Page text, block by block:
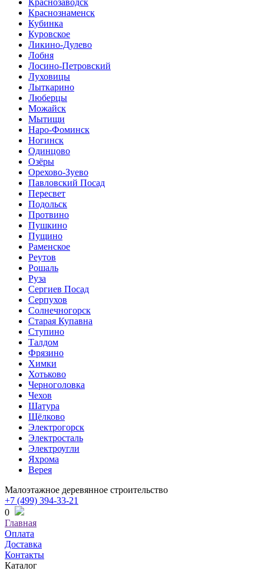
Краснозаводск
Краснознаменск
Кубинка
Куровское
Ликино-Дулево
Лобня
Лосино-Петровский
Луховицы
Лыткарино
Люберцы
Можайск
Мытищи
Наро-Фоминск
Ногинск
Одинцово
Озёры
Орехово-Зуево
Павловский Посад
Пересвет
Подольск
Протвино
Пушкино
Пущино
Раменское
Реутов
Рошаль
Руза
Сергиев Посад
Серпухов
Солнечногорск
Старая Купавна
Ступино
Талдом
Фрязино
Химки
Хотьково
Черноголовка
Чехов
Шатура
Щёлково
Электрогорск
Электросталь
Электроугли
Яхрома
Верея
Малоэтажное деревянное строительство
+7 (499) 394-33-21
0
Главная
Оплата
Доставка
Контакты
Каталог